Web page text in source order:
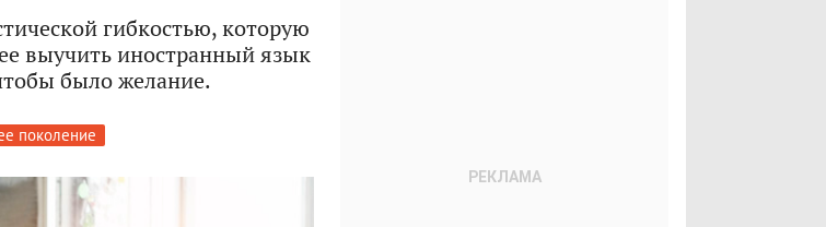
гибкостью, которую
выучить иностранный язык
было желание.
поколение